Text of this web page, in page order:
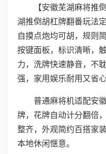
【安徽芜湖麻将推
湖推倒胡杠牌翻番玩法
自摸点炮均可胡，规则
按键面板，标识清晰，
力，洗牌快速静音，不
强，家用娱乐耐用又省
普通麻将机适配安
牌，花牌自动计分翻倍
整齐，外观简约百搭家
本地休闲惬意。